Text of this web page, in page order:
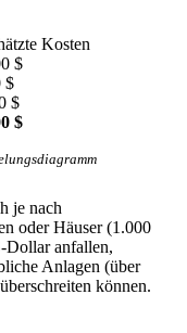
Kosten
$
$
$
$
je nach
oder Häuser (1.000
Dollar anfallen,
Anlagen (über
können.